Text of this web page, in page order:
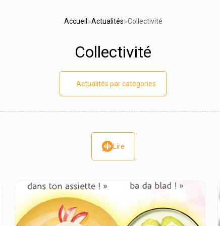
Accueil >Actualités>Collectivité
Collectivité
Actualités par catégories
Lire